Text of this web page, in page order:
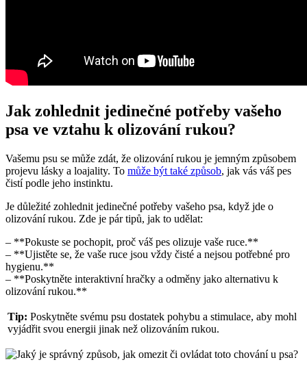
Jak zohlednit jedinečné ‍potřeby vašeho
psa ve vztahu k olizování ⁤rukou?
Vašemu psu⁤ se může zdát,‌ že olizování​ rukou ​je jemným ⁣způsobem
projevu lásky a loajality. To‌ může být také způsob, jak vás váš‌ pes
čistí podle jeho instinktu.
Je​ důležité zohlednit‌ jedinečné ⁢potřeby vašeho psa, když jde⁤ o
olizování rukou. Zde je pár tipů,‌ jak ⁤to udělat:
– **Pokuste se pochopit, proč váš ⁣pes olizuje vaše ruce.**
– ⁢**Ujistěte se,⁢ že vaše ruce jsou vždy čisté a nejsou potřebné⁤ pro
hygienu.**
– **Poskytněte ⁢interaktivní​ hračky ‌a ‌odměny jako alternativu ‌k
olizování ​rukou.**
Tip: ‍Poskytněte svému psu dostatek pohybu a stimulace, aby mohl
vyjádřit⁣ svou⁤ energii jinak než ⁣olizováním ⁣rukou.